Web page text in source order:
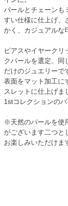
パールとチェーンも
すい仕様に仕上げ、
かく、カジュアルな
ピアスやイヤークリ
クパールを選定。同
だけのジュエリーで
表面をマット加工に
スレットに仕上げま
1stコレクションの
※天然のパールを使
がございます二つと
お楽しみいただけま